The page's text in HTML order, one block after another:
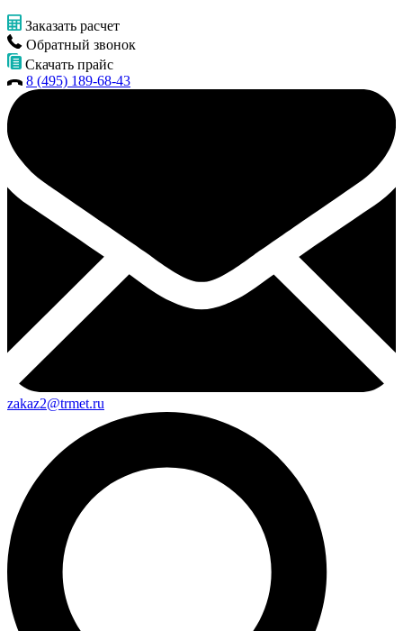
Заказать расчет
Обратный звонок
Скачать прайс
8 (495) 189-68-43
zakaz2@trmet.ru